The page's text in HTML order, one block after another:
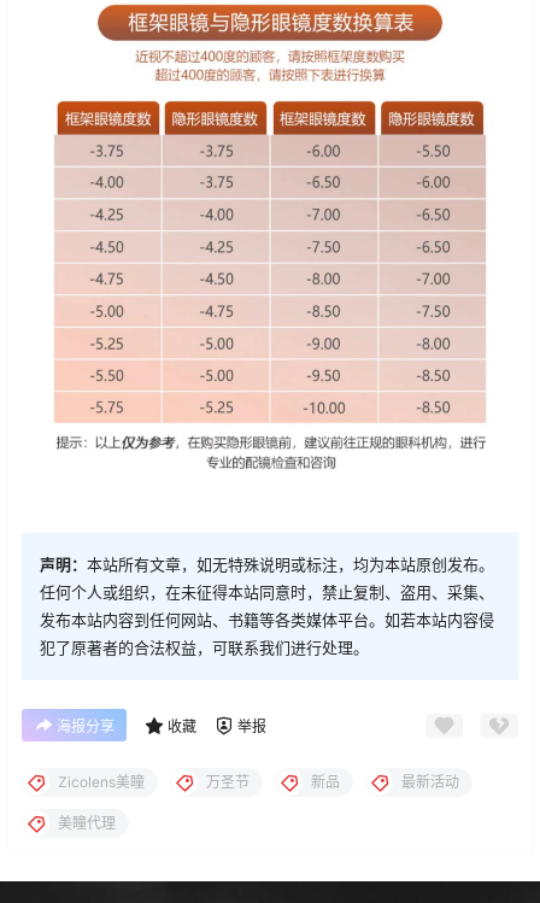
声明： 本站所有文章，如无特殊说明或标注，均为本站原创发布。
任何个人或组织，在未征得本站同意时，禁止复制、盗用、采集、
发布本站内容到任何网站、书籍等各类媒体平台。如若本站内容侵
犯了原著者的合法权益，可联系我们进行处理。
海报分享 收藏 举报
Zicolens美瞳 万圣节 新品 最新活动
美瞳代理